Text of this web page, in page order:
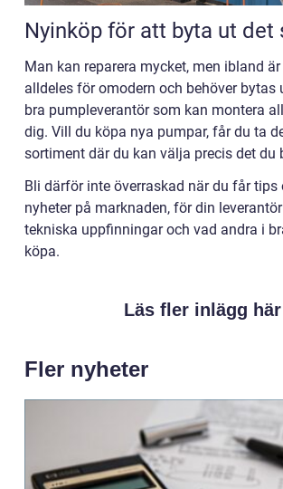
Nyinköp för att byta ut det
Man kan reparera mycket, men ibland
alldeles för omodern och behöver bytas
bra pumpleverantör som kan montera
dig. Vill du köpa nya pumpar, får du ta
sortiment där du kan välja precis det du
Bli därför inte överraskad när du får tips
nyheter på marknaden, för din
tekniska uppfinningar och vad andra i
köpa.
Läs fler inlägg här
Fler nyheter